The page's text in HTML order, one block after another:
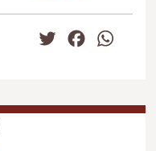
WhatsApp
Facebook